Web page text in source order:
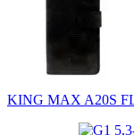
KING MAX A20S